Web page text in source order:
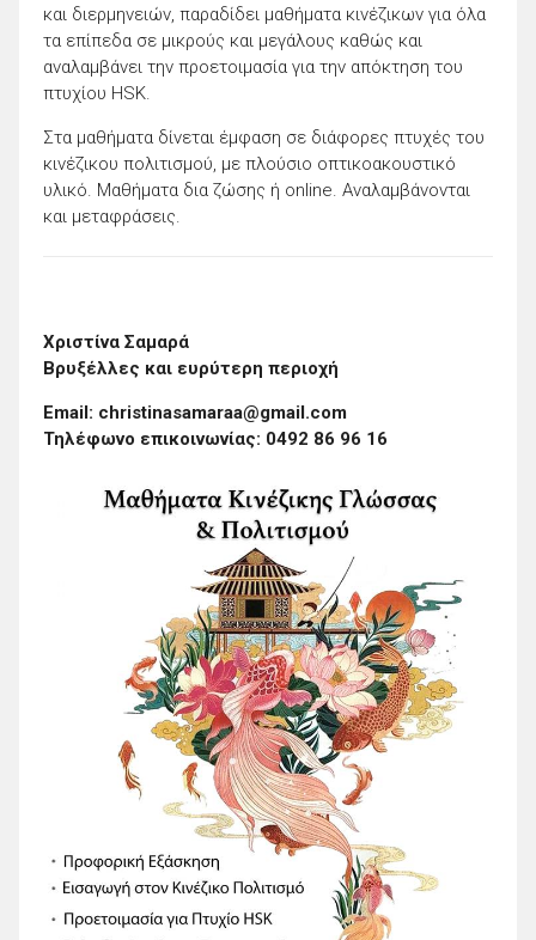
και διερμηνειών, παραδίδει μαθήματα κινέζικων για όλα
τα επίπεδα σε μικρούς και μεγάλους καθώς και
αναλαμβάνει την προετοιμασία για την απόκτηση του
πτυχίου HSK.
Στα μαθήματα δίνεται έμφαση σε διάφορες πτυχές του
κινέζικου πολιτισμού, με πλούσιο οπτικοακουστικό
υλικό. Μαθήματα δια ζώσης ή online. Αναλαμβάνονται
και μεταφράσεις.
Χριστίνα Σαμαρά
Βρυξέλλες και ευρύτερη περιοχή
Email: christinasamaraa@gmail.com
Τηλέφωνο επικοινωνίας: 0492 86 96 16